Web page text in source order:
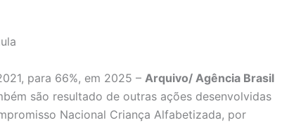
para 66%, em 2025 – Arquivo/ Agência Brasil
são resultado de outras ações desenvolvidas
Nacional Criança Alfabetizada, por